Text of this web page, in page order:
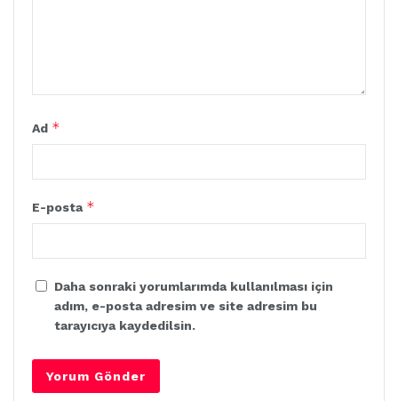
Ad *
E-posta *
Daha sonraki yorumlarımda kullanılması için
adım, e-posta adresim ve site adresim bu
tarayıcıya kaydedilsin.